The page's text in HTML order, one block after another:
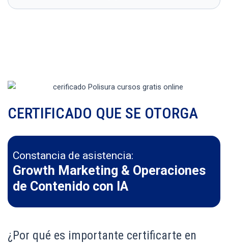
CERTIFICADO QUE SE OTORGA
Constancia de asistencia:
Growth Marketing & Operaciones
de Contenido con IA
¿Por qué es importante certificarte en